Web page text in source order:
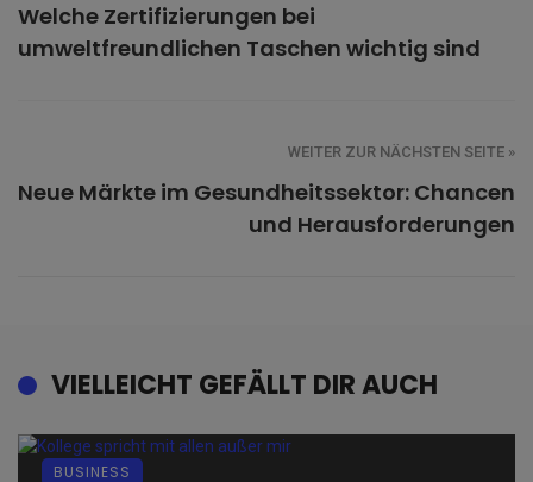
Welche Zertifizierungen bei
umweltfreundlichen Taschen wichtig sind
WEITER ZUR NÄCHSTEN SEITE »
Neue Märkte im Gesundheitssektor: Chancen
und Herausforderungen
VIELLEICHT GEFÄLLT DIR AUCH
BUSINESS